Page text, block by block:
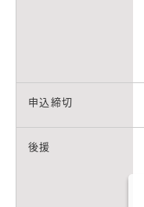
申込締切
後援